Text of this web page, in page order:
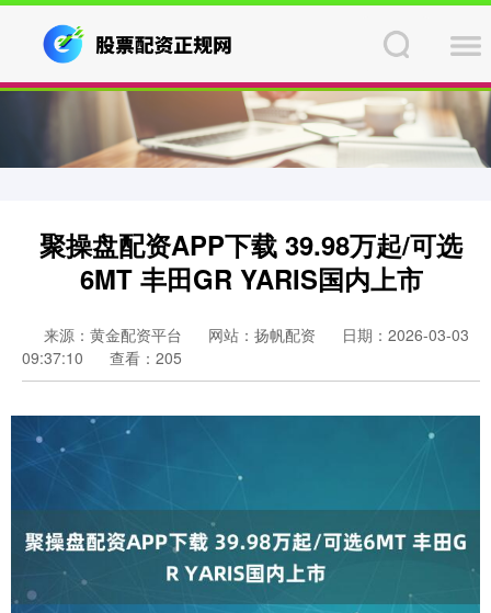
聚操盘配资APP下载 39.98万起/可选
6MT 丰田GR YARIS国内上市
来源：黄金配资平台 网站：扬帆配资
日期：2026-03-03
09:37:10
查看：205